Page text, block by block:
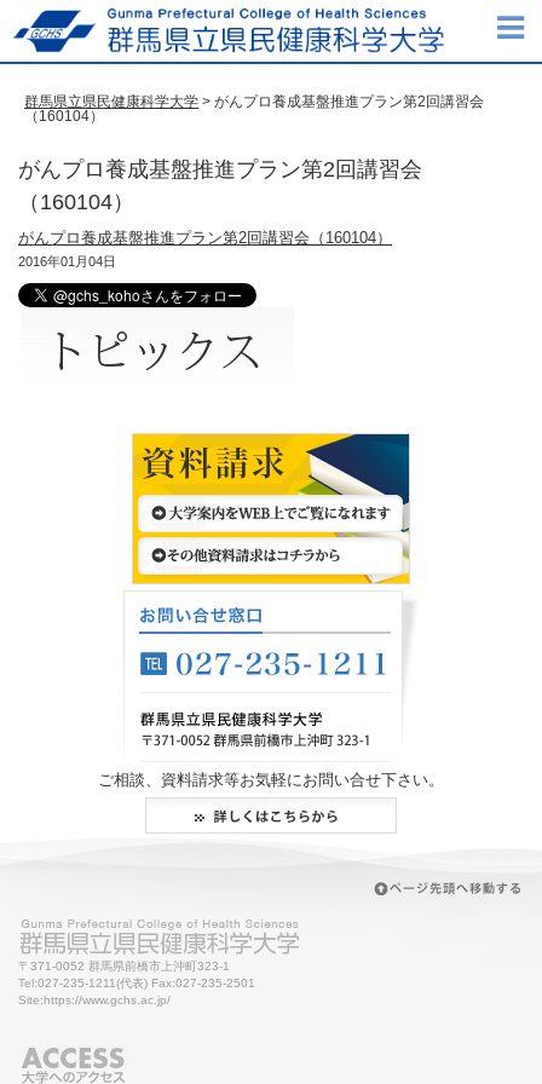
群馬県立県民健康科学大学 > がんプロ養成基盤推進プラン第2回講習会
（160104）
がんプロ養成基盤推進プラン第2回講習会
（160104）
がんプロ養成基盤推進プラン第2回講習会（160104）
2016年01月04日
ご相談、資料請求等お気軽にお問い合せ下さい。
〒371-0052 群馬県前橋市上沖町323-1
Tel:027-235-1211(代表) Fax:027-235-2501
Site:https://www.gchs.ac.jp/